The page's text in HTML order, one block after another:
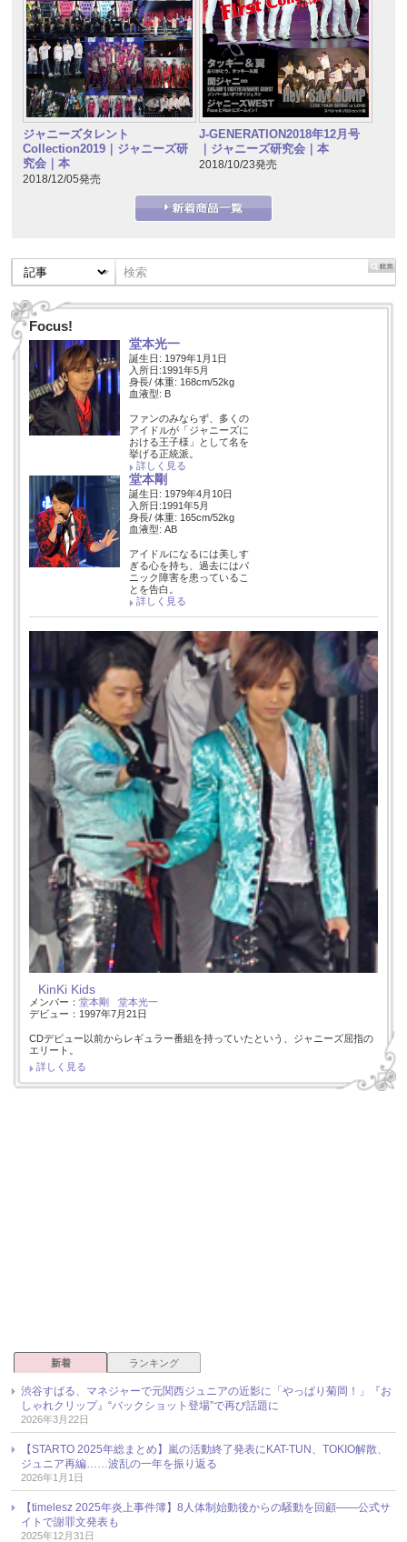
ジャニーズタレント
Collection2019｜ジャニーズ研
究会｜本
2018/12/05発売
J-GENERATION2018年12月号
｜ジャニーズ研究会｜本
2018/10/23発売
Focus!
堂本光一
誕生日: 1979年1月1日
入所日:1991年5月
身長/ 体重: 168cm/52kg
血液型: B
ファンのみならず、多くの
アイドルが「ジャニーズに
おける王子様」として名を
挙げる正統派。
詳しく見る
堂本剛
誕生日: 1979年4月10日
入所日:1991年5月
身長/ 体重: 165cm/52kg
血液型: AB
アイドルになるには美しす
ぎる心を持ち、過去にはパ
ニック障害を患っているこ
とを告白。
詳しく見る
KinKi Kids
メンバー： 堂本剛
堂本光一
デビュー：1997年7月21日
CDデビュー以前からレギュラー番組を持っていたという、ジャニーズ屈指の
エリート。
詳しく見る
新着 ランキング
渋谷すばる、マネジャーで元関西ジュニアの近影に「やっぱり菊岡！」『お
しゃれクリップ』“バックショット登場”で再び話題に
2026年3月22日
【STARTO 2025年総まとめ】嵐の活動終了発表にKAT-TUN、TOKIO解散、
ジュニア再編……波乱の一年を振り返る
2026年1月1日
【timelesz 2025年炎上事件簿】8人体制始動後からの騒動を回顧――公式サ
イトで謝罪文発表も
2025年12月31日